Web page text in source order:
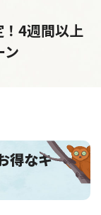
！4週間以上
ン
得なキ